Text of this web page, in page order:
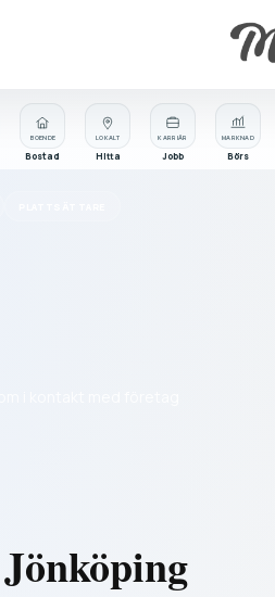
BOENDE
Bostad
MARKNAD
Börs
LOKALT
Hitta
KARRIÄR
Jobb
Jönköping